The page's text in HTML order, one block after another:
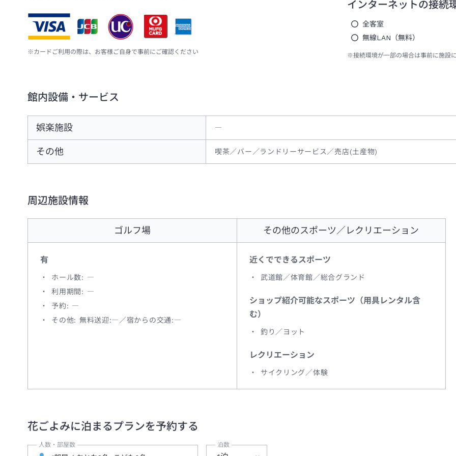
※カードご利用の際は、お客様ご自身で事前にご確認ください
インターネットの接続
全客室
無線LAN（無料）
※接続環境が一部の場合は事前に施設
館内設備・サービス
娯楽施設 ―
その他 喫茶／バー／ランドリーサービス／売店(土産物)
周辺施設情報
ゴルフ場
有
ホール数: ―
利用期間: ―
予約: ―
その他: 無料送迎:―／宿からの交通:―
その他のスポーツ／レクリエーション
近くでできるスポーツ
武道館／体育館／総合グランド
ショップ紹介可能なスポーツ（用具レンタル含
む）
釣り／ヨット
レクリエーション
サイクリング／体験
花ごよみに泊まるプランを予約する
人数・部屋数 泊数